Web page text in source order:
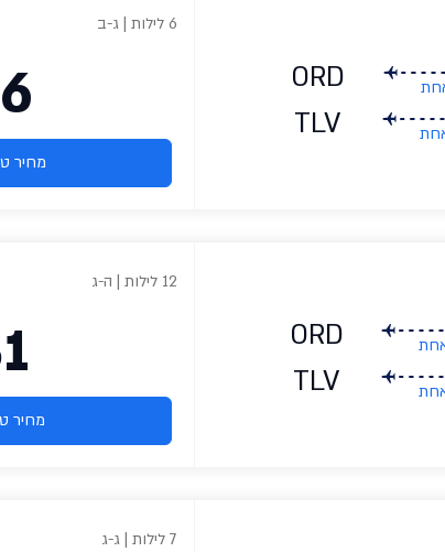
ORD
TLV
6 לילות | ג-ב
מחיר
ORD
TLV
12 לילות | ה-ג
מחיר
7 לילות | ג-ג